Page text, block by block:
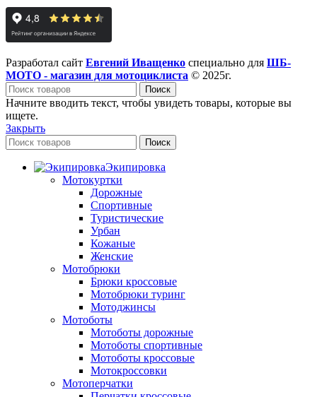
Разработал сайт Евгений Иващенко специально для ШБ-
МОТО - магазин для мотоциклиста © 2025г.
Поиск
Начните вводить текст, чтобы увидеть товары, которые вы
ищете.
Закрыть
Поиск
Экипировка
Мотокуртки
Дорожные
Спортивные
Туристические
Урбан
Кожаные
Женские
Мотобрюки
Брюки кроссовые
Мотобрюки туринг
Мотоджинсы
Мотоботы
Мотоботы дорожные
Мотоботы спортивные
Мотоботы кроссовые
Мотокроссовки
Мотоперчатки